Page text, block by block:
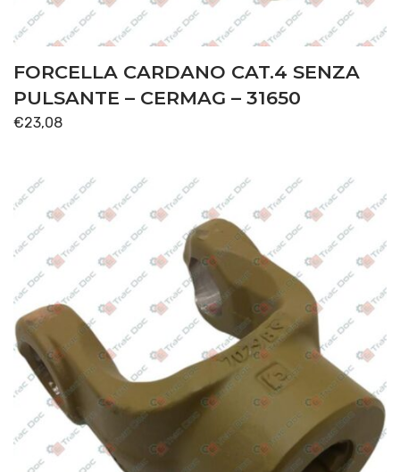
FORCELLA CARDANO CAT.4 SENZA
PULSANTE – CERMAG – 31650
€23,08